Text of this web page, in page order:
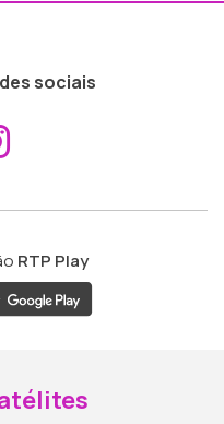
sociais
ao
RTP Play